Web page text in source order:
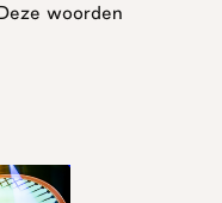
woorden